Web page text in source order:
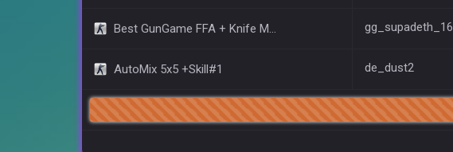
Best GunGame FFA + Knife MOD(+18) gg_supadeth_16
AutoMix 5x5 +Skill#1 de_dust2